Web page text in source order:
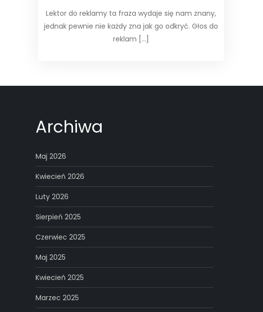
Lektor do reklamy ta fraza wydaje się nam znany,
jednak pewnie nie każdy zna jak go odkryć. Głos do
reklam […]
Archiwa
Maj 2026
Kwiecień 2026
Luty 2026
Sierpień 2025
Czerwiec 2025
Maj 2025
Kwiecień 2025
Marzec 2025